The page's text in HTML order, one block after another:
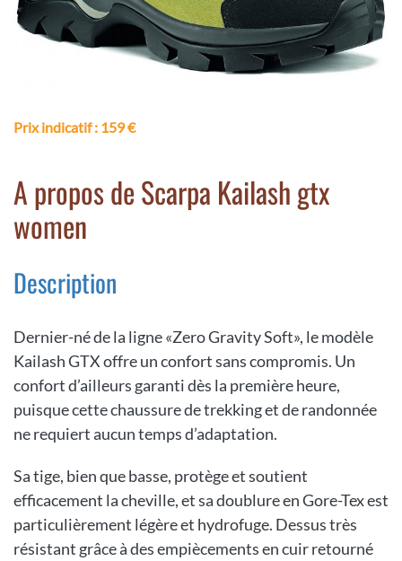
Prix indicatif: 159 €
A propos de Scarpa Kailash gtx
women
Description
Dernier-né de la ligne «Zero Gravity Soft», le modèle
Kailash GTX offre un confort sans compromis. Un
confort d’ailleurs garanti dès la première heure,
puisque cette chaussure de trekking et de randonnée
ne requiert aucun temps d’adaptation.
Sa tige, bien que basse, protège et soutient
efficacement la cheville, et sa doublure en Gore-Tex est
particulièrement légère et hydrofuge. Dessus très
résistant grâce à des empiècements en cuir retourné